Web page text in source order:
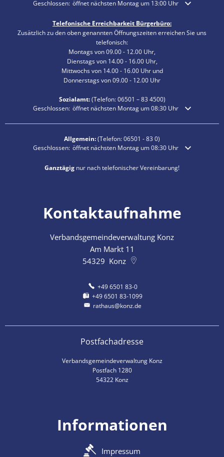
Klicken, um weitere Öffnungs- oder Schließzeiten auszublenden
Geschlossen: öffnet nächsten Montag um 13:00 Uhr
Telefonische Erreichbarkeit Bürgerbüro:
Zusätzlich zu den oben genannten Öffnungszeiten erreichen Sie uns
telefonisch:
Montags von 09.00 - 12.00 Uhr,
Dienstags von 14.00 - 16.00 Uhr,
Mittwochs von 14.00 - 16.00 Uhr und
Donnerstags von 09.00 - 12.00 Uhr
Sozialamt:(Telefon:06501 – 834500)
Klicken, um weitere Öffnungs- oder Schließzeiten auszublenden
Geschlossen: öffnet nächsten Montag um 08:30 Uhr
Allgemein:(Telefon:06501 - 83 0)
Klicken, um weitere Öffnungs- oder Schließzeiten auszublenden
Geschlossen: öffnet nächsten Montag um 08:30 Uhr
Ganztägig nur nach telefonischer Vereinbarung!
Kontaktaufnahme
Verbandsgemeindeverwaltung Konz
Am Markt 11
54329 Konz
+49 6501 83-0
+49 6501 83-1099
rathaus@konz.de
Postfachadresse
Verbandsgemeindeverwaltung Konz
Postfach 1280
54322 Konz
Informationen
Impressum